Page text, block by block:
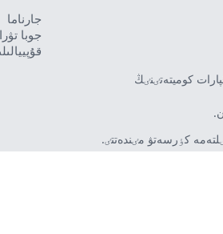
كوميتەتٸنٸڭ
كٶرسەتۋ مٸندەتتٸ.
كەلە بەرمەۋٸ
جارناما
جوبا